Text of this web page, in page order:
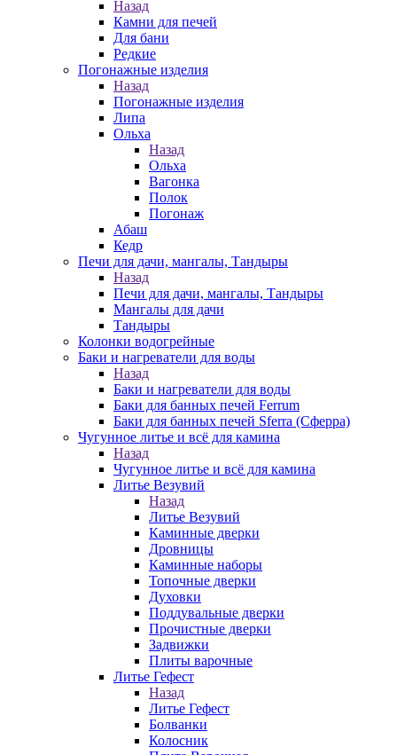
Назад
Камни для печей
Для бани
Редкие
Погонажные изделия
Назад
Погонажные изделия
Липа
Ольха
Назад
Ольха
Вагонка
Полок
Погонаж
Абаш
Кедр
Печи для дачи, мангалы, Тандыры
Назад
Печи для дачи, мангалы, Тандыры
Мангалы для дачи
Тандыры
Колонки водогрейные
Баки и нагреватели для воды
Назад
Баки и нагреватели для воды
Баки для банных печей Ferrum
Баки для банных печей Sferra (Сферра)
Чугунное литье и всё для камина
Назад
Чугунное литье и всё для камина
Литье Везувий
Назад
Литье Везувий
Каминные дверки
Дровницы
Каминные наборы
Топочные дверки
Духовки
Поддувальные дверки
Прочистные дверки
Задвижки
Плиты варочные
Литье Гефест
Назад
Литье Гефест
Болванки
Колосник